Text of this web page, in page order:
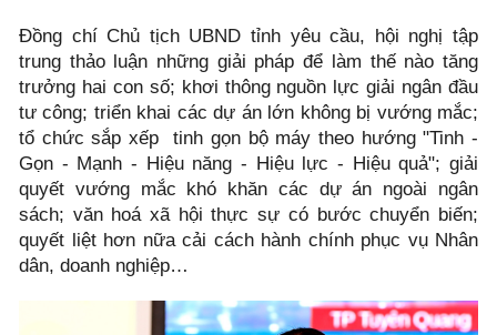
Đồng chí Chủ tịch UBND tỉnh yêu cầu, hội nghị tập
trung thảo luận những giải pháp để làm thế nào tăng
trưởng hai con số; khơi thông nguồn lực giải ngân đầu
tư công; triển khai các dự án lớn không bị vướng mắc;
tổ chức sắp xếp tinh gọn bộ máy theo hướng "Tinh -
Gọn - Mạnh - Hiệu năng - Hiệu lực - Hiệu quả"; giải
quyết vướng mắc khó khăn các dự án ngoài ngân
sách; văn hoá xã hội thực sự có bước chuyển biến;
quyết liệt hơn nữa cải cách hành chính phục vụ Nhân
dân, doanh nghiệp…